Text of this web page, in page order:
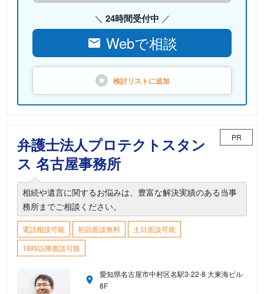
24時間受付中
Webで相談
検討リストに追加
弁護士法人プロテクトスタン
ス 名古屋事務所
PR
相続や遺言に関するお悩みは、豊富な解決実績のある当事
務所までご相談ください。
電話相談可能 初回面談無料
土日面談可能
18時以降面談可能
愛知県名古屋市中村区名駅3-22-8 大東海ビル
8F